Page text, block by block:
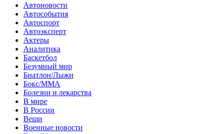
Автоновости
Автособытия
Автоспорт
Автоэксперт
Актеры
Аналитика
Баскетбол
Безумный мир
Биатлон/Лыжи
Бокс/MMA
Болезни и лекарства
В мире
В России
Вещи
Военные новости